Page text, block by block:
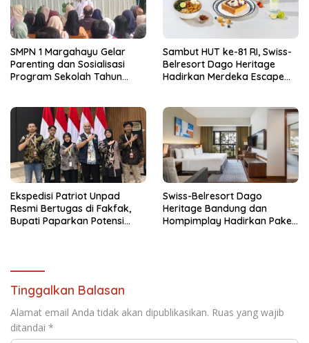
SMPN 1 Margahayu Gelar
Parenting dan Sosialisasi
Program Sekolah Tahun
Sambut HUT ke-81 RI, Swiss-
Belresort Dago Heritage
Hadirkan Merdeka Escape
Ekspedisi Patriot Unpad
Resmi Bertugas di Fakfak,
Bupati Paparkan Potensi
Swiss-Belresort Dago
Heritage Bandung dan
Hompimplay Hadirkan Paket
Tinggalkan Balasan
Alamat email Anda tidak akan dipublikasikan. Ruas yang wajib
ditandai *